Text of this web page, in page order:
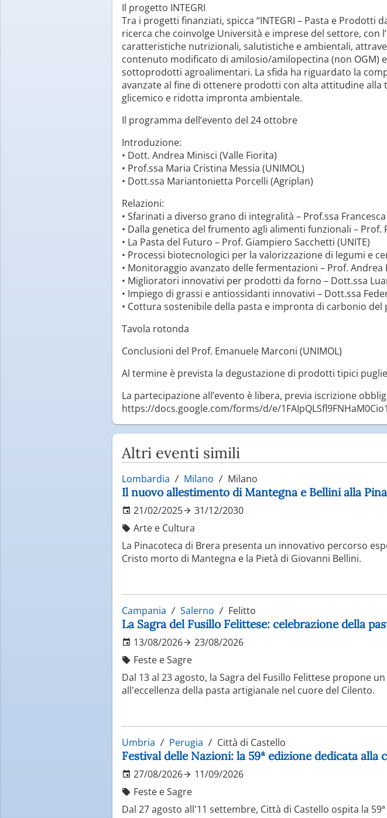
Il progetto INTEGRI
Tra i progetti finanziati, spicca “INTEGRI – Pasta e Prodotti
ricerca che coinvolge Università e imprese del settore,
caratteristiche nutrizionali, salutistiche e ambientali,
contenuto modificato di amilosio/amilopectina (non OGM)
sottoprodotti agroalimentari. La sfida ha riguardato la
avanzate al fine di ottenere prodotti con alta attitudine
glicemico e ridotta impronta ambientale.
Il programma dell’evento del 24 ottobre
Introduzione:
• Dott. Andrea Minisci (Valle Fiorita)
• Prof.ssa Maria Cristina Messia (UNIMOL)
• Dott.ssa Mariantonietta Porcelli (Agriplan)
Relazioni:
• Sfarinati a diverso grano di integralità – Prof.ssa
• Dalla genetica del frumento agli alimenti funzionali – Prof.
• La Pasta del Futuro – Prof. Giampiero Sacchetti (UNITE)
• Processi biotecnologici per la valorizzazione di legumi e
• Monitoraggio avanzato delle fermentazioni – Prof. Andrea
• Miglioratori innovativi per prodotti da forno – Dott.ssa
• Impiego di grassi e antiossidanti innovativi – Dott.ssa
• Cottura sostenibile della pasta e impronta di carbonio del
Tavola rotonda
Conclusioni del Prof. Emanuele Marconi (UNIMOL)
Al termine è prevista la degustazione di prodotti tipici
La partecipazione all’evento è libera, previa iscrizione
https://docs.google.com/forms/d/e/
Altri eventi simili
Lombardia Milano Milano
Il nuovo allestimento di Mantegna e Bellini alla
21/02/2025
31/12/2030
Arte e Cultura
La Pinacoteca di Brera presenta un innovativo percorso
Cristo morto di Mantegna e la Pietà di Giovanni Bellini.
Campania Salerno Felitto
La Sagra del Fusillo Felittese: celebrazione della
13/08/2026
23/08/2026
Feste e Sagre
Dal 13 al 23 agosto, la Sagra del Fusillo Felittese propone
all'eccellenza della pasta artigianale nel cuore del Cilento.
Umbria Perugia Città di Castello
Festival delle Nazioni: la 59ª edizione dedicata alla
27/08/2026
11/09/2026
Feste e Sagre
Dal 27 agosto all'11 settembre, Città di Castello ospita la